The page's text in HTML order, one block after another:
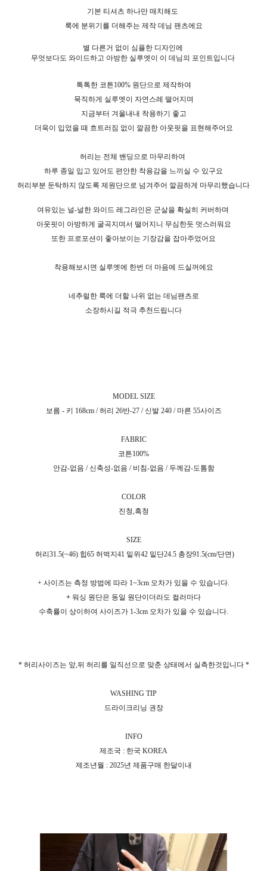
기본 티셔츠 하나만 매치해도
룩에 분위기를 더해주는 제작 데님 팬츠에요
별 다른거 없이 심플한 디자인에
무엇보다도 와이드하고 아방한 실루엣이 이 데님의 포인트입니다
톡톡한 코튼100% 원단으로 제작하여
묵직하게 실루엣이 자연스레 떨어지며
지금부터 겨울내내 착용하기 좋고
더욱이 입었을 때 흐트러짐 없이 깔끔한 아웃핏을 표현해주어요
허리는 전체 밴딩으로 마무리하여
하루 종일 입고 있어도 편안한 착용감을 느끼실 수 있구요
허리부분 둔탁하지 않도록 제원단으로 넘겨주어 깔끔하게 마무리했습니다
여유있는 널-널한 와이드 레그라인은 군살을 확실히 커버하며
아웃핏이 아방하게 굴곡지며서 떨어지니 무심한듯 멋스러워요
또한 프로포션이 좋아보이는 기장감을 잡아주었어요
착용해보시면 실루엣에 한번 더 마음에 드실꺼에요
네추럴한 룩에 더할 나위 없는 데님팬츠로
소장하시길 적극 추천드립니다
MODEL SIZE
보름 - 키 168cm / 허리 26반-27 / 신발 240 / 마른 55사이즈
FABRIC
코튼100%
안감-없음 / 신축성-없음 / 비침-없음 / 두께감-도톰함
COLOR
진청,흑청
SIZE
허리31.5(~46) 힙65 허벅지41 밑위42 밑단24.5 총장91.5(cm/단면)
+ 사이즈는 측정 방법에 따라 1~3cm 오차가 있을 수 있습니다.
+ 워싱 원단은 동일 원단이더라도 컬러마다
수축률이 상이하여 사이즈가 1-3cm 오차가 있을 수 있습니다.
* 허리사이즈는 앞,뒤 허리를 일직선으로 맞춘 상태에서 실측한것입니다 *
WASHING TIP
드라이크리닝 권장
INFO
제조국 : 한국 KOREA
제조년월 : 2025년 제품구매 한달이내